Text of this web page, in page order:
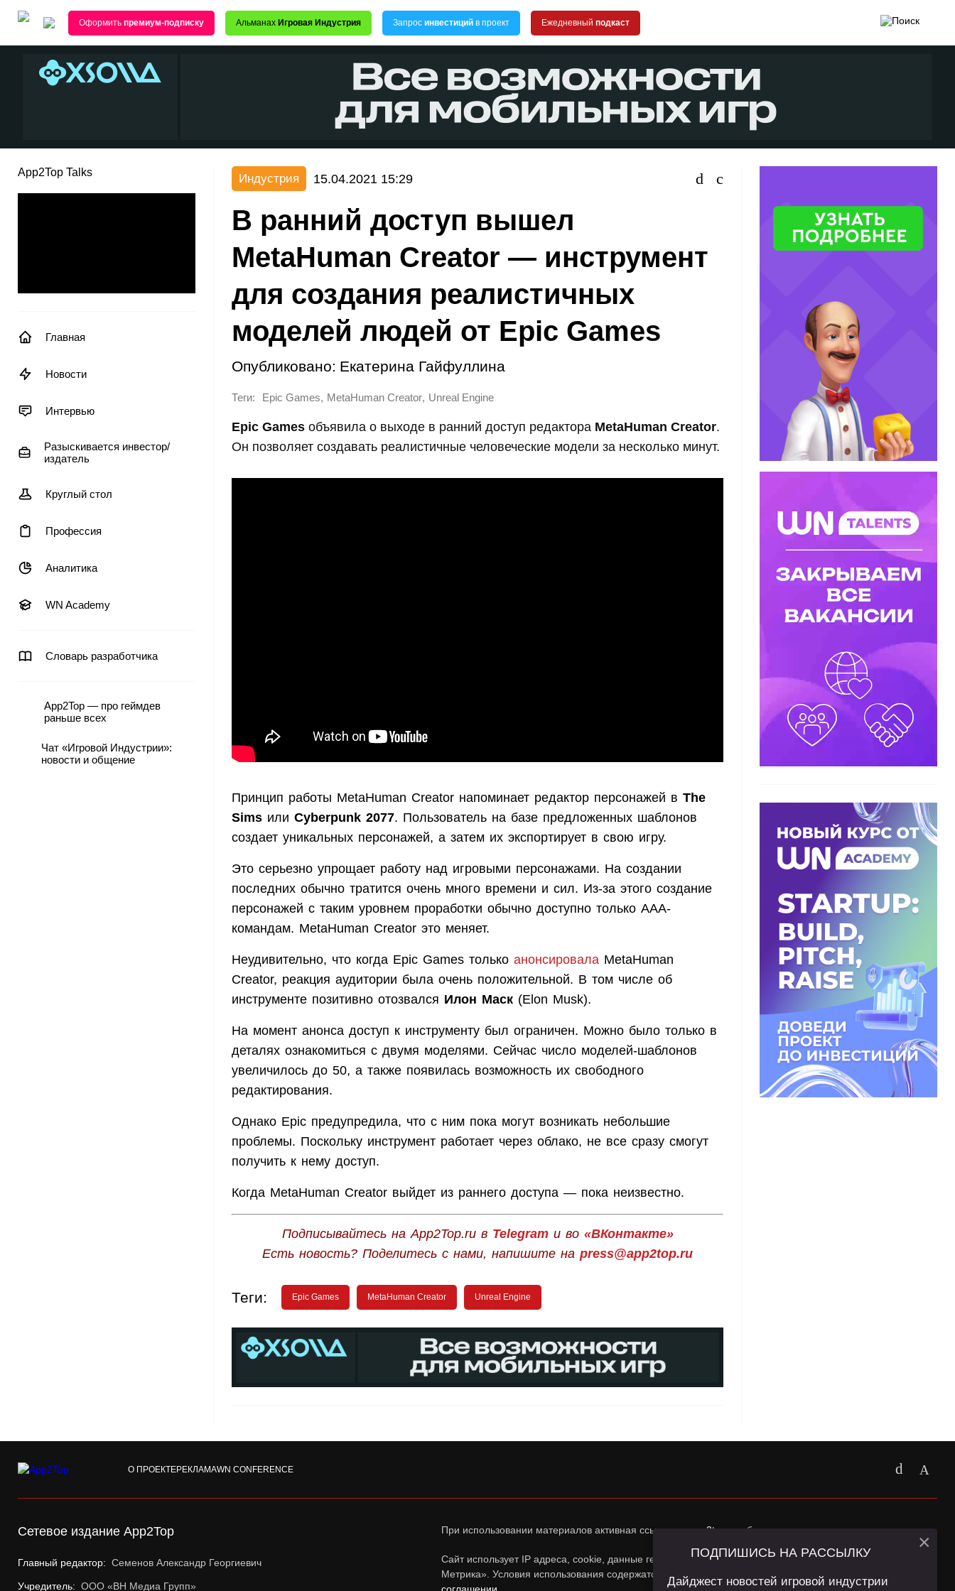
Оформить премиум-подписку Альманах Игровая Индустрия Запрос инвестиций в проект Ежедневный подкаст
App2Top Talks
Главная
Новости
Интервью
Разыскивается инвестор/
издатель
Круглый стол
Профессия
Аналитика
WN Academy
Словарь разработчика
App2Top — про геймдев
раньше всех
Чат «Игровой Индустрии»:
новости и общение
Индустрия 15.04.2021 15:29
В ранний доступ вышел
MetaHuman Creator — инструмент
для создания реалистичных
моделей людей от Epic Games
Опубликовано: Екатерина Гайфуллина
Теги: Epic Games, MetaHuman Creator, Unreal Engine
Epic Games объявила о выходе в ранний доступ редактора MetaHuman Creator.
Он позволяет создавать реалистичные человеческие модели за несколько минут.
Принцип работы MetaHuman Creator напоминает редактор персонажей в The
Sims или Cyberpunk 2077. Пользователь на базе предложенных шаблонов
создает уникальных персонажей, а затем их экспортирует в свою игру.
Это серьезно упрощает работу над игровыми персонажами. На создании
последних обычно тратится очень много времени и сил. Из-за этого создание
персонажей с таким уровнем проработки обычно доступно только ААА-
командам. MetaHuman Creator это меняет.
Неудивительно, что когда Epic Games только анонсировала MetaHuman
Creator, реакция аудитории была очень положительной. В том числе об
инструменте позитивно отозвался Илон Маск (Elon Musk).
На момент анонса доступ к инструменту был ограничен. Можно было только в
деталях ознакомиться с двумя моделями. Сейчас число моделей-шаблонов
увеличилось до 50, а также появилась возможность их свободного
редактирования.
Однако Epic предупредила, что с ним пока могут возникать небольшие
проблемы. Поскольку инструмент работает через облако, не все сразу смогут
получить к нему доступ.
Когда MetaHuman Creator выйдет из раннего доступа — пока неизвестно.
Подписывайтесь на App2Top.ru в Telegramи во «ВКонтакте»
Есть новость? Поделитесь с нами, напишите на press@app2top.ru
Теги: Epic Games MetaHuman Creator Unreal Engine
О ПРОЕКТЕРЕКЛАМАWN CONFERENCE
Сетевое издание App2Top
Главный редактор: Семенов Александр Георгиевич
Учредитель: ООО «ВН Медиа Групп»
При использовании материалов активная ссылка наapp2top.ruобязательна.
Сайт использует IP адреса, cookie, данные геолокации Пользователей сайта и сервис «Яндекс
Метрика». Условия использования содержатся в
Политике конфиденциальностии
ПОДПИШИСЬ НА РАССЫЛКУ
Дайджест новостей игровой индустрии
×